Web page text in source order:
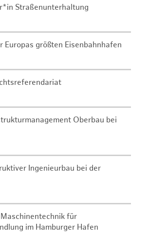
Straßenunterhaltung
Europas größten Eisenbahnhafen
Oberbau bei
Ingenieurbau bei der
für
im Hamburger Hafen